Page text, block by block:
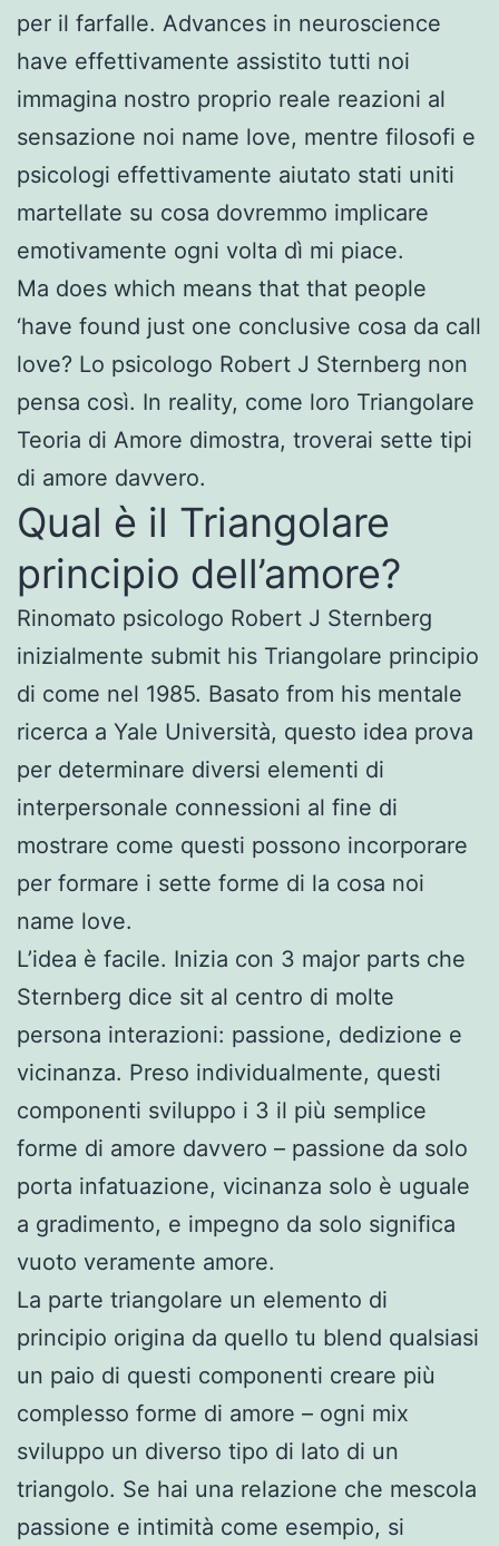
per il farfalle. Advances in neuroscience
have effettivamente assistito tutti noi
immagina nostro proprio reale reazioni al
sensazione noi name love, mentre filosofi e
psicologi effettivamente aiutato stati uniti
martellate su cosa dovremmo implicare
emotivamente ogni volta dì mi piace.
Ma does which means that that people
‘have found just one conclusive cosa da call
love? Lo psicologo Robert J Sternberg non
pensa così. In reality, come loro Triangolare
Teoria di Amore dimostra, troverai sette tipi
di amore davvero.
Qual è il Triangolare
principio dell’amore?
Rinomato psicologo Robert J Sternberg
inizialmente submit his Triangolare principio
di come nel 1985. Basato from his mentale
ricerca a Yale Università, questo idea prova
per determinare diversi elementi di
interpersonale connessioni al fine di
mostrare come questi possono incorporare
per formare i sette forme di la cosa noi
name love.
L’idea è facile. Inizia con 3 major parts che
Sternberg dice sit al centro di molte
persona interazioni: passione, dedizione e
vicinanza. Preso individualmente, questi
componenti sviluppo i 3 il più semplice
forme di amore davvero – passione da solo
porta infatuazione, vicinanza solo è uguale
a gradimento, e impegno da solo significa
vuoto veramente amore.
La parte triangolare un elemento di
principio origina da quello tu blend qualsiasi
un paio di questi componenti creare più
complesso forme di amore – ogni mix
sviluppo un diverso tipo di lato di un
triangolo. Se hai una relazione che mescola
passione e intimità come esempio, si